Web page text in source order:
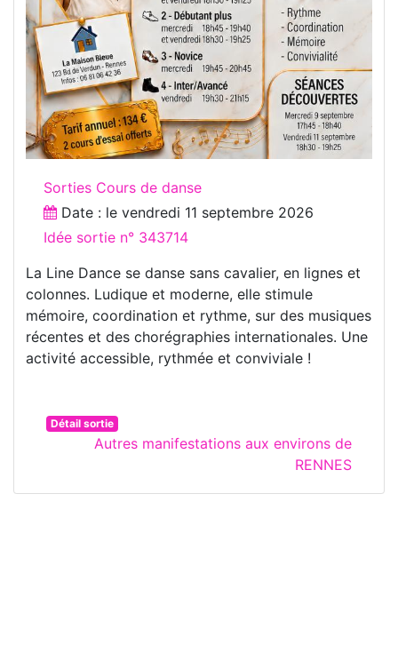
Sorties Cours de danse
Date : le vendredi 11 septembre 2026
Idée sortie n° 343714
La Line Dance se danse sans cavalier, en lignes et
colonnes. Ludique et moderne, elle stimule
mémoire, coordination et rythme, sur des musiques
récentes et des chorégraphies internationales. Une
activité accessible, rythmée et conviviale !
Détail sortie
Autres manifestations aux environs de
RENNES